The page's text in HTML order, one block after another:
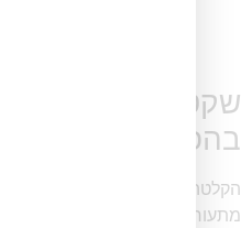
שקט מקליטים –
בהפקת פודקאסט
הקלטה היא שלב קריטי בהפקת
מתעורר לחיים. אולפנים